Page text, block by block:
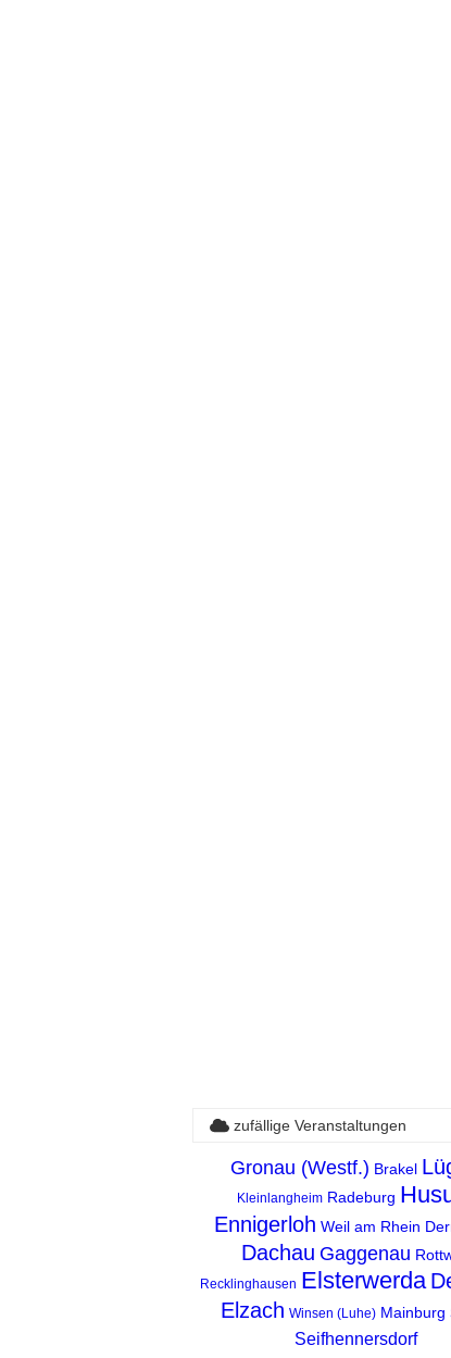
zufällige Veranstaltungen
Gronau (Westf.) Brakel
Kleinlangheim Radeburg
Ennigerloh Weil am Rhein
Dachau Gaggenau
Recklinghausen Elsterwerda
Elzach Winsen (Luhe) Mainburg
Seifhennersdorf